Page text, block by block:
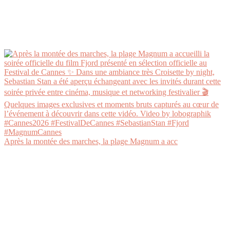
Après la montée des marches, la plage Magnum a acc